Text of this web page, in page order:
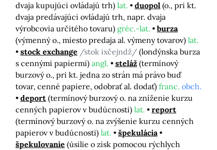
dvaja kupujúci ovládajú trh) lat. duopol (o., pri kt.
dvaja predávajúci ovládajú trh, napr. dvaja
výrobcovia určitého tovaru) gréc.-lat.
burza
(výmenný o., miesto predaja al. výmeny tovarov) lat.
stock exchange /stok ixčejndž/ (londýnska burza
s cennými papiermi) angl. steláž (termínový
burzový o., pri kt. jedna zo strán má právo buď
tovar, cenné papiere, odobrať al. dodať) franc. obch.
deport (termínový burzový o. na zníženie kurzu
cenných papierov v budúcnosti) lat.
report
(termínový burzový o. na zvýšenie kurzu cenných
papierov v budúcnosti) lat.
špekulácia
špekulovanie (úsilie o zisk pomocou rýchlych